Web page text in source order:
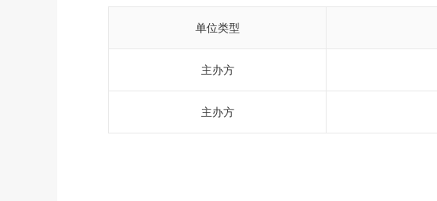
单位类型
主办方
主办方